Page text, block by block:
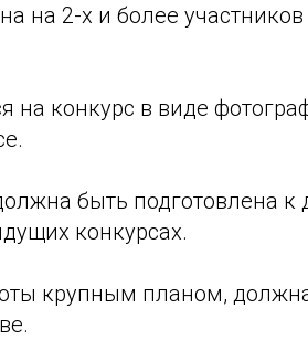
на 2-х и более участников
на конкурс в виде
быть подготовлена
конкурсах.
крупным планом,